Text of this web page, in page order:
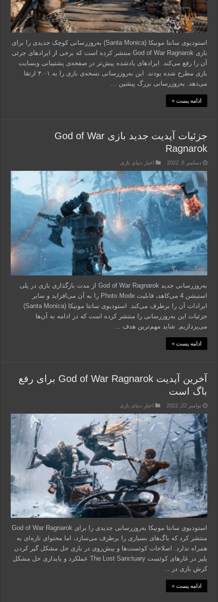
استودیوی سانتا مونیکا (Santa Monica) به‌روزرسانی کوچک جدیدی را برای
بازی God of War Ragnarok منتشر کرده است که برخی از ایراد‌های جزئی
آن را رفع می‌کند. ایرادهای یادشده پیش‌تر در صفحه‌ی پشتیبانی وبسایت
بازی مطرح شده بودند. این به‌روزرسانی نسخه‌ی بازی را به ۴.۰۱ ارتقا
می‌دهد. به‌روزرسانی بزرگ پیشین …
ادامه پست »
جزئیات آپدیت جدید بازی God of War
Ragnarok
دسامبر 6, 2022 اخبار دنیای بازی
به‌روزرسانی جدید God of War Ragnarok از مدت بارگذاری بازی در پلی
استیشن 4 می‌کاهد، قابلیت Photo Mode را به آن می‌افزاید و سایر
ایرادات آن را برطرف می‌کند. استودیوی سانتا مونیکا (Santa Monica)
جزئیات این به‌روزرسانی را منتشر کرده است که در ادامه به آن‌ها
می‌پردازیم. شاید مهم‌ترین هدف …
ادامه پست »
آخرین آپدیت God of War Ragnarok برای رفع
باگ است
نوامبر 22, 2022 اخبار دنیای بازی
استودیوی سانتا مونیکا به‌روزرسانی جدیدی را برای God of War Ragnarok
منتشر کرد که باگ‌های بسیاری را برطرف می‌سازد، اما محتوای تازه‌ای به
همراه ندارد. اصلاحات کوئست‌ها و پیش‌روی در بازی حل مشکل گیر کردن
پلیر در غارهای کوئست The Lost Sanctuary عملکرد و پایداری حل مشکل
کرش بازی در …
ادامه پست »